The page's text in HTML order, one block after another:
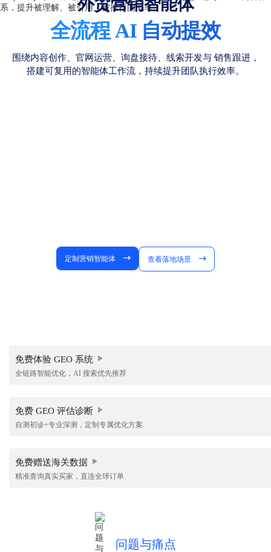
外贸营销智能体
全流程 AI 自动提效
围绕内容创作、官网运营、询盘接待、线索开发与 销售跟进，
搭建可复用的智能体工作流，持续提升团队执行效率。
定制营销智能体 查看落地场景
免费体验 GEO 系统
全链路智能优化，AI 搜索优先推荐
免费 GEO 评估诊断
自测初诊+专业深测，定制专属优化方案
免费赠送海关数据
精准查询真实买家，直连全球订单
问题与痛点